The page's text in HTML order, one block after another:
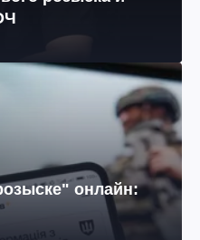
онлайн: